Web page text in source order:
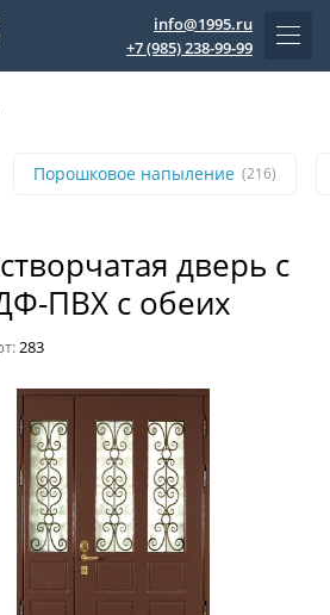
info@1995.ru
+7 (985) 238-99-99
Порошковое напыление (216)
дверь с
ПВХ с обеих
283